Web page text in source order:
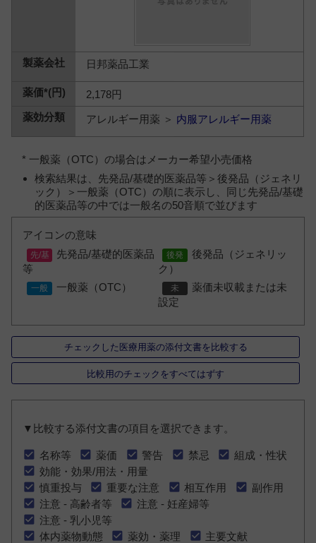
日邦薬品工業
2,178円
アレルギー用薬 ＞ 内服アレルギー用薬
* 一般薬（OTC）の場合はメーカー希望小売価格
検索結果は、先発品/基礎的医薬品等＞後発品（ジェネリ
ック）＞一般薬（OTC）の順に表示し、同じ先発品/基礎
的医薬品等の中では一般名の50音順で並びます
アイコンの意味
先発品/基礎的医薬品
等
後発品（ジェネリッ
ク）
一般薬（OTC）
薬価未収載または未
設定
チェックした医療用薬の添付文書を比較する
比較用のチェックをすべてはずす
▼比較する添付文書の項目を選択できます。
名称等 薬価 警告 禁忌
組成・性状
効能・効果/用法・用量
慎重投与
重要な注意 相互作用
副作用
注意 - 高齢者等
注意 - 妊産婦等
注意 - 乳小児等
体内薬物動態
薬効・薬理 主要文献